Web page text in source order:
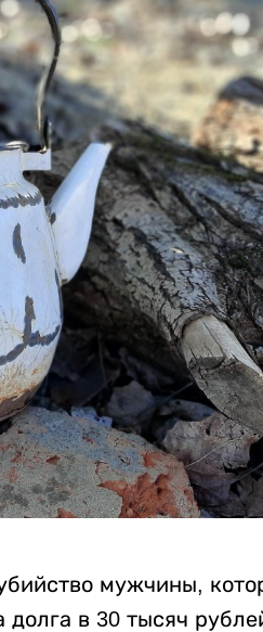
мужчины,
в 30 тысяч